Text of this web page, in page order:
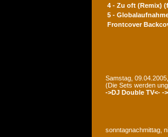
4 - Zu oft (Remix)
5 -
Frontcover
Samstag,
(Die Sets werden
->DJ Double TV<- -
sonntagnachmittag,